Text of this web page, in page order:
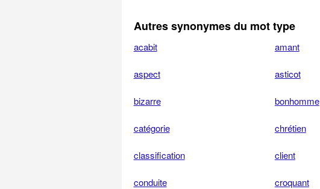
Autres synonymes du mot type
acabit amant
aspect asticot
bizarre bonhomme
catégorie chrétien
classification client
conduite croquant